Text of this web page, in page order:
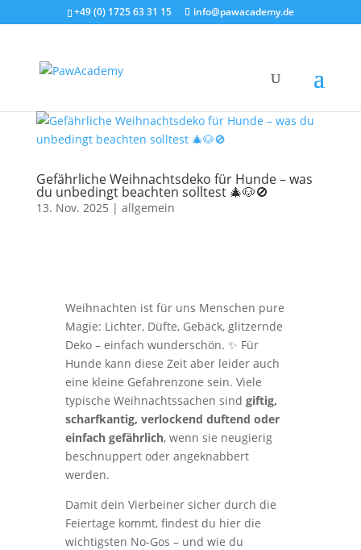
+49 (0) 1725 63 31 15 info@pawacademy.de
Gefährliche Weihnachtsdeko für Hunde – was
du unbedingt beachten solltest 🎄🐶🚫
13. Nov. 2025 | allgemein
Weihnachten ist für uns Menschen pure
Magie: Lichter, Düfte, Gebäck, glitzernde
Deko – einfach wunderschön. ✨ Für
Hunde kann diese Zeit aber leider auch
eine kleine Gefahrenzone sein. Viele
typische Weihnachtssachen sind giftig,
scharfkantig, verlockend duftend oder
einfach gefährlich, wenn sie neugierig
beschnuppert oder angeknabbert
werden.
Damit dein Vierbeiner sicher durch die
Feiertage kommt, findest du hier die
wichtigsten No-Gos – und wie du